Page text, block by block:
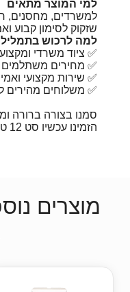
למי המוצר מתאים
למשרדים, מחסנים,
שזקוק לסימון קבוע
למה לרכוש בתמליל
✅ ציוד משרדי
✅ מחירים משתלמים
✅ שירות מקצועי
✅ משלוחים מהירים
סמנו בצורה ברורה
הזמינו עכשיו סט 12 טושי Artline 70 באתר תמליל.
מוצרים